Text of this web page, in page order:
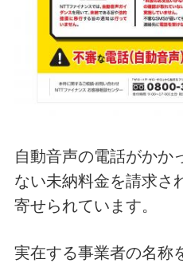
自動音声の電話がかか
ない未納料金を請求さ
寄せられています。
実在する事業者の名称